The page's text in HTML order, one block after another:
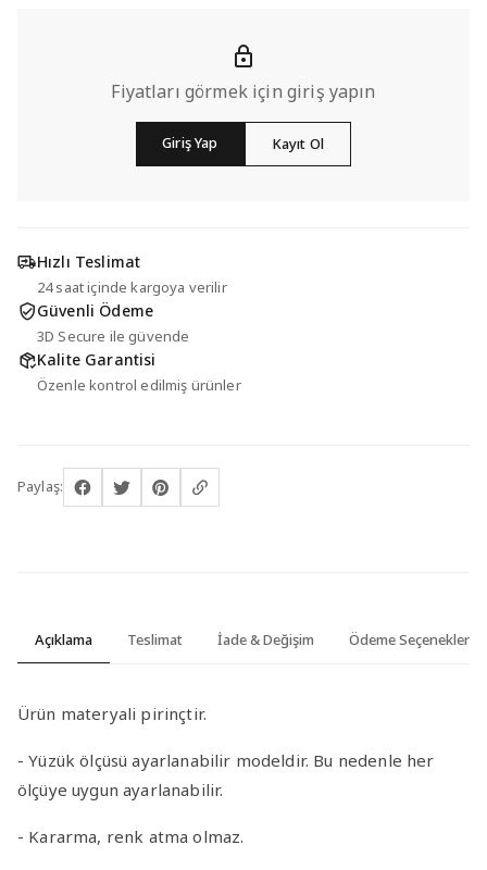
Fiyatları görmek için giriş yapın
Giriş Yap Kayıt Ol
Hızlı Teslimat
24 saat içinde kargoya verilir
Güvenli Ödeme
3D Secure ile güvende
Kalite Garantisi
Özenle kontrol edilmiş ürünler
Paylaş:
Açıklama Teslimat İade & Değişim Ödeme Seçenekleri
Ürün materyali pirinçtir.
- Yüzük ölçüsü ayarlanabilir modeldir. Bu nedenle her
ölçüye uygun ayarlanabilir.
- Kararma, renk atma olmaz.